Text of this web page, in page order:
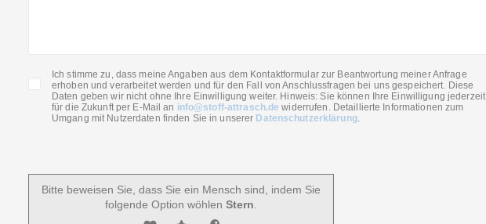
Ich stimme zu, dass meine Angaben aus dem Kontaktformular zur Beantwortung meiner Anfrage
erhoben und verarbeitet werden und für den Fall von Anschlussfragen bei uns gespeichert. Diese
Daten geben wir nicht ohne Ihre Einwilligung weiter. Hinweis: Sie können Ihre Einwilligung jederzeit
für die Zukunft per E-Mail an info@stoff-attrasch.dewiderrufen. Detaillierte Informationen zum
Umgang mit Nutzerdaten finden Sie in unserer Datenschutzerklärung.
Bitte beweisen Sie, dass Sie ein Mensch sind, indem Sie
folgende Option wöhlen Stern